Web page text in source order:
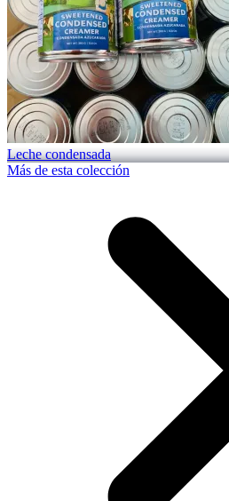
Leche condensada
Más de esta colección